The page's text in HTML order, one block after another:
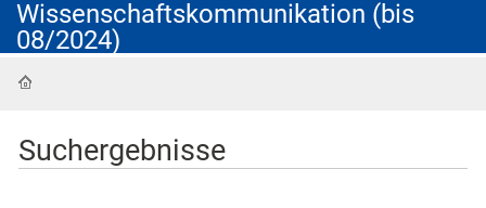
Wissenschaftskommunikation (bis
08/2024)
Suchergebnisse